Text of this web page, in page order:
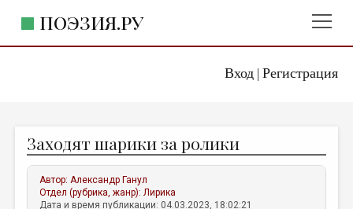
Вход| Регистрация
ПОЭЗИЯ.РУ
ЖАНРЫ
АВТОРЫ
Заходят шарики за ролики
Автор:Александр Ганул
Отдел (рубрика, жанр):Лирика
Дата и время публикации: 04.03.2023, 18:02:21